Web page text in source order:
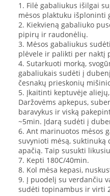
1. Filė gabaliukus išilgai
mėsos plaktuku išploninti
2. Kiekvieną gabaliuko
pipirų ir raudonėlių.
3. Mėsos gabaliukus
plėvele ir palikti per naktį
4. Sutarkuoti morką,
gabaliukais sudėti į
česnakų prieskonių
5. Įkaitinti keptuvėje
Daržovėms apkepus,
baravykus ir viską
~5min. Įdarą sudėti į
6. Ant marinuotos mėsos
suvynioti mėsą, suktinuką
apačią. Taip susukti
7. Kepti 180C/40min.
8. Kol mėsa kepasi,
9. Į puodelį su verdančiu
sudėti topinambus ir virti